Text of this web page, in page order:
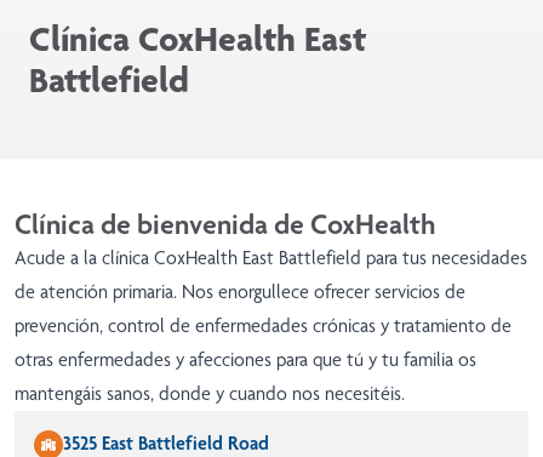
Clínica CoxHealth East
Battlefield
Clínica de bienvenida de CoxHealth
Acude a la clínica CoxHealth East Battlefield para tus necesidades
de atención primaria. Nos enorgullece ofrecer servicios de
prevención, control de enfermedades crónicas y tratamiento de
otras enfermedades y afecciones para que tú y tu familia os
mantengáis sanos, donde y cuando nos necesitéis.
3525 East Battlefield Road